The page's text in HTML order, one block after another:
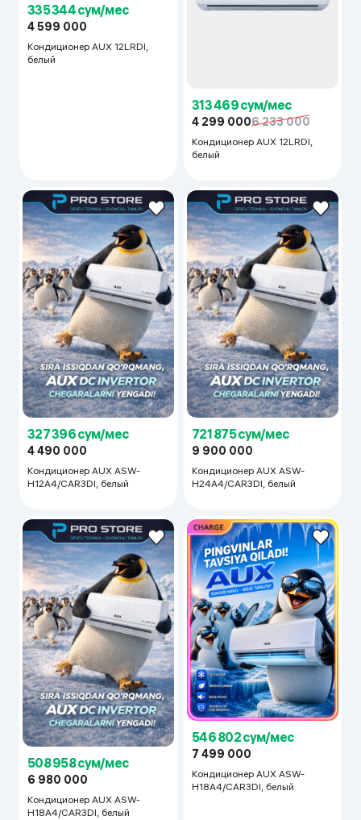
335 344 сум/мес
4 599 000
Кондиционер AUX 12LRDI,
белый
313 469 сум/мес
4 299 0006 233 000
Кондиционер AUX 12LRDI,
белый
327 396 сум/мес
4 490 000
Кондиционер AUX ASW-
H12A4/CAR3DI, белый
721 875 сум/мес
9 900 000
Кондиционер AUX ASW-
H24A4/CAR3DI, белый
508 958 сум/мес
6 980 000
Кондиционер AUX ASW-
H18A4/CAR3DI, белый
546 802 сум/мес
7 499 000
Кондиционер AUX ASW-
H18A4/CAR3DI, белый